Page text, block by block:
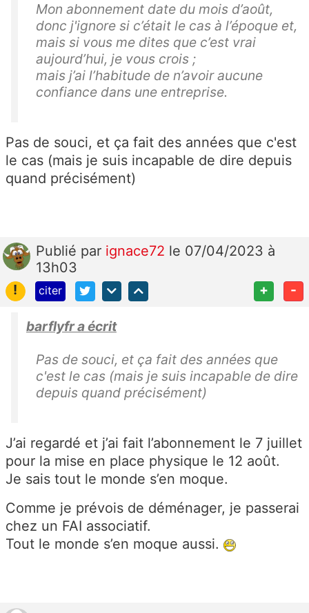
Mon abonnement date du mois d’août,
donc j'ignore si c’était le cas à l’époque et,
mais si vous me dites que c’est vrai
aujourd’hui, je vous crois ;
mais j’ai l’habitude de n’avoir aucune
confiance dans une entreprise.
Pas de souci, et ça fait des années que c'est
le cas (mais je suis incapable de dire depuis
quand précisément)
Publié par ignace72 le 07/04/2023 à
13h03
!
citer + -
barflyfr a écrit
Pas de souci, et ça fait des années que
c'est le cas (mais je suis incapable de dire
depuis quand précisément)
J’ai regardé et j’ai fait l’abonnement le 7 juillet
pour la mise en place physique le 12 août.
Je sais tout le monde s’en moque.
Comme je prévois de déménager, je passerai
chez un FAI associatif.
Tout le monde s’en moque aussi.